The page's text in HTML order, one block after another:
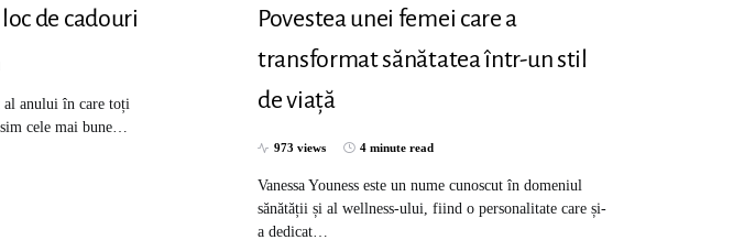
de cadouri
al anului în care toți
cele mai bune…
Povestea unei femei care a
transformat sănătatea într-un stil
de viață
973 views 4 minute read
Vanessa Youness este un nume cunoscut în domeniul
sănătății și al wellness-ului, fiind o personalitate care și-
a dedicat…